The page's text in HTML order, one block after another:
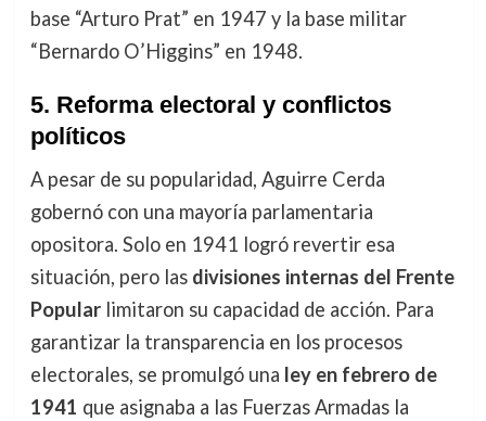
base “Arturo Prat” en 1947 y la base militar
“Bernardo O’Higgins” en 1948.
5. Reforma electoral y conflictos
políticos
A pesar de su popularidad, Aguirre Cerda
gobernó con una mayoría parlamentaria
opositora. Solo en 1941 logró revertir esa
situación, pero las divisiones internas del Frente
Popularlimitaron su capacidad de acción. Para
garantizar la transparencia en los procesos
electorales, se promulgó una ley en febrero de
1941 que asignaba a las Fuerzas Armadas la